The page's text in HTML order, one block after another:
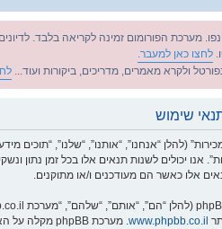
מערכת הפורומום זמינה לקריאה בלבד.
לחצו כאן למעבר.
ולקרא מאמרים, מדריכים, ביקורות ועוד...
שימוש
אנו יכולים לשנות תנאים אלו בכל זמן נתון
אלו כאשר הם מעודכנים ו/או מתוקנים.
www.phpbb.co.il